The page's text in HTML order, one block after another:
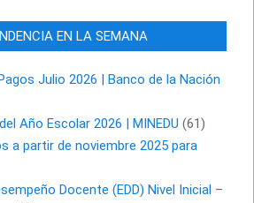
EN LA SEMANA
Julio 2026 | Banco de la Nación
Año Escolar 2026 | MINEDU (61)
a partir de noviembre 2025 para
Docente (EDD) Nivel Inicial –